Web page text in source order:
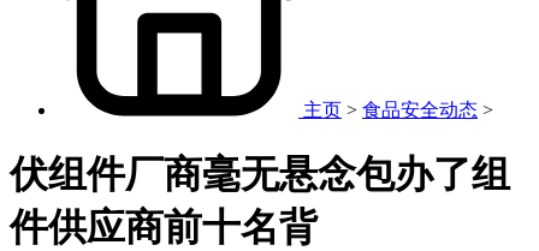
主页 > 食品安全动态 >
伏组件厂商毫无悬念包办了组
件供应商前十名背